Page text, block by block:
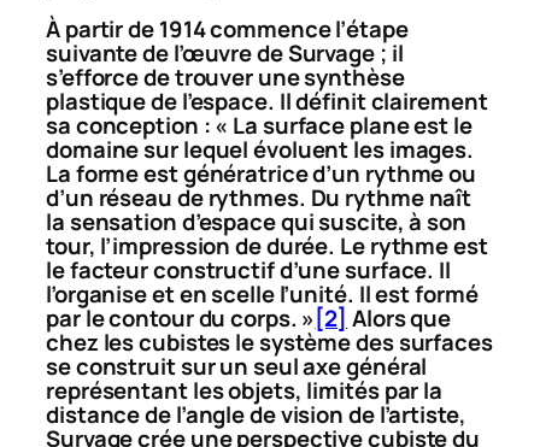
À partir de 1914 commence l’étape
suivante de l’œuvre de Survage ; il
s’efforce de trouver une synthèse
plastique de l’espace. Il définit clairement
sa conception : « La surface plane est le
domaine sur lequel évoluent les images.
La forme est génératrice d’un rythme ou
d’un réseau de rythmes. Du rythme naît
la sensation d’espace qui suscite, à son
tour, l’impression de durée. Le rythme est
le facteur constructif d’une surface. Il
l’organise et en scelle l’unité. Il est formé
par le contour du corps. » [2] Alors que
chez les cubistes le système des surfaces
se construit sur un seul axe général
représentant les objets, limités par la
distance de l’angle de vision de l’artiste,
Survage crée une perspective cubiste du